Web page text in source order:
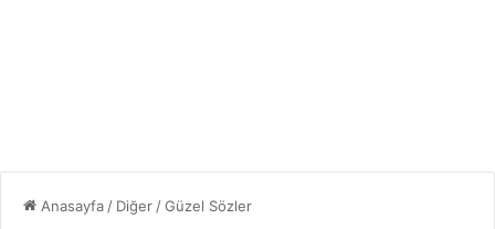
Anasayfa / Diğer /Güzel Sözler